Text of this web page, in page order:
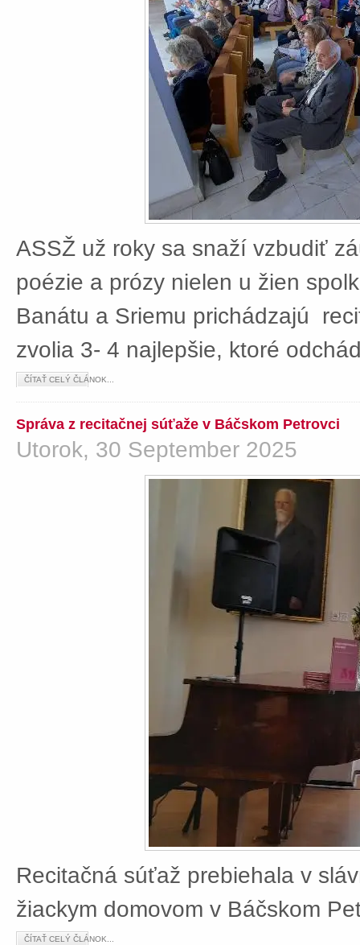
ASSŽ už roky sa snaží vzbudiť
poézie a prózy nielen u žien
Banátu a Sriemu prichádzajú
zvolia 3- 4 najlepšie, ktoré
ČÍTAŤ CELÝ ČLÁNOK...
Správa z recitačnej súťaže v Báčskom Petrovci
Utorok, 30 September 2025
Recitačná súťaž prebiehala v
žiackym domovom v Báčskom
ČÍTAŤ CELÝ ČLÁNOK...